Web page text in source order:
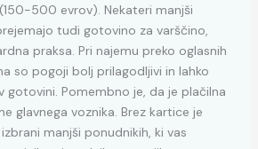
500 evrov). Nekateri manjši
tudi gotovino za varščino,
praksa. Pri najemu preko oglasnih
so pogoji bolj prilagodljivi in lahko
gotovini. Pomembno je, da je plačilna
glavnega voznika. Brez kartice je
manjši ponudnikih, ki vas